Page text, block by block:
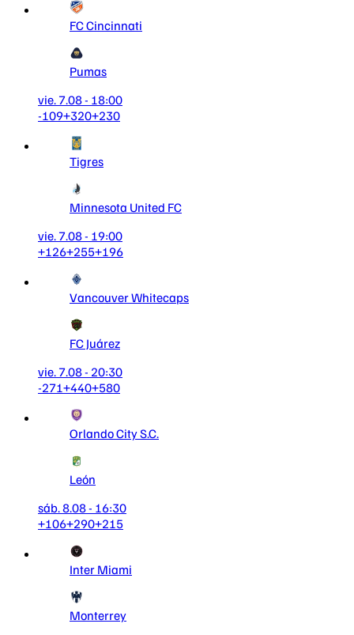
FC Cincinnati
Pumas
vie. 7.08 - 18:00
-109+320+230
Tigres
Minnesota United FC
vie. 7.08 - 19:00
+126+255+196
Vancouver Whitecaps
FC Juárez
vie. 7.08 - 20:30
-271+440+580
Orlando City S.C.
León
sáb. 8.08 - 16:30
+106+290+215
Inter Miami
Monterrey